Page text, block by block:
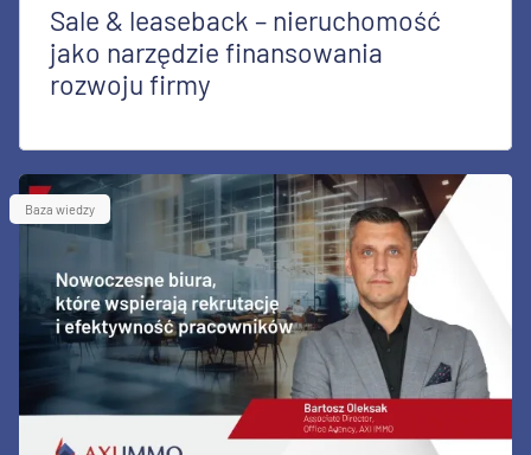
Sale & leaseback – nieruchomość
jako narzędzie finansowania
rozwoju firmy
Baza wiedzy